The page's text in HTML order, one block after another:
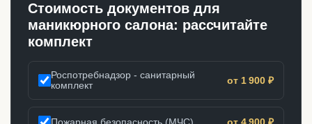
Стоимость документов для
маникюрного салона: рассчитайте
комплект
Роспотребнадзор - санитарный
комплект
от 1 900 ₽
Пожарная безопасность (МЧС) от 4 900 ₽